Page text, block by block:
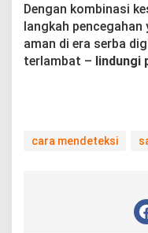
Dengan kombinasi
langkah
aman di era serba
terlambat – lindungi
cara mendeteksi